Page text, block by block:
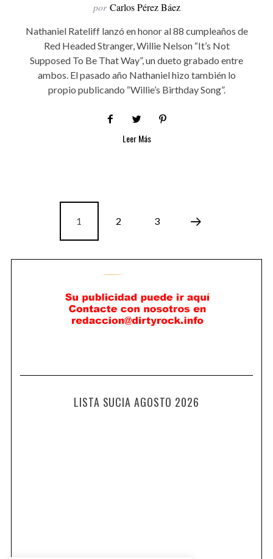
por Carlos Pérez Báez
Nathaniel Rateliff lanzó en honor al 88 cumpleaños de
Red Headed Stranger, Willie Nelson “It’s Not
Supposed To Be That Way”, un dueto grabado entre
ambos. El pasado año Nathaniel hizo también lo
propio publicando “Willie’s Birthday Song”.
Leer Más
1 2 3
LISTA SUCIA AGOSTO 2026